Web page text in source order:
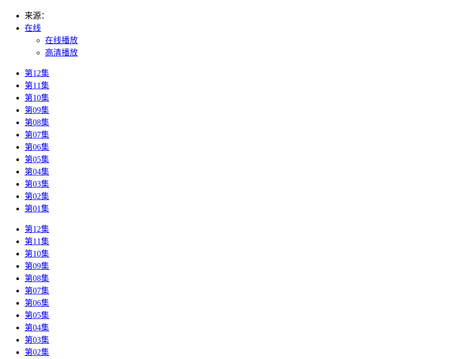
来源：
在线
在线播放
高清播放
第12集
第11集
第10集
第09集
第08集
第07集
第06集
第05集
第04集
第03集
第02集
第01集
第12集
第11集
第10集
第09集
第08集
第07集
第06集
第05集
第04集
第03集
第02集